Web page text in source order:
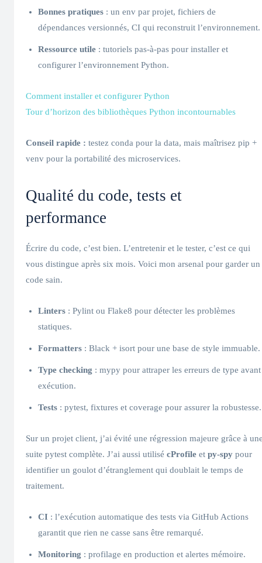
Bonnes pratiques : un env par projet, fichiers de
dépendances versionnés, CI qui reconstruit l’environnement.
Ressource utile : tutoriels pas-à-pas pour installer et
configurer l’environnement Python.
Comment installer et configurer Python
Tour d’horizon des bibliothèques Python incontournables
Conseil rapide : testez conda pour la data, mais maîtrisez pip +
venv pour la portabilité des microservices.
Qualité du code, tests et
performance
Écrire du code, c’est bien. L’entretenir et le tester, c’est ce qui
vous distingue après six mois. Voici mon arsenal pour garder un
code sain.
Linters : Pylint ou Flake8 pour détecter les problèmes
statiques.
Formatters : Black + isort pour une base de style immuable.
Type checking : mypy pour attraper les erreurs de type avant
exécution.
Tests : pytest, fixtures et coverage pour assurer la robustesse.
Sur un projet client, j’ai évité une régression majeure grâce à
suite pytest complète. J’ai aussi utilisé cProfile et py-spy pour
identifier un goulot d’étranglement qui doublait le temps de
traitement.
CI : l’exécution automatique des tests via GitHub Actions
garantit que rien ne casse sans être remarqué.
Monitoring : profilage en production et alertes mémoire.